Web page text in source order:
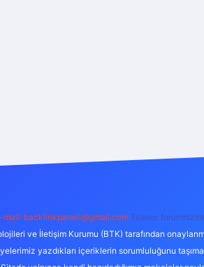
mail: backlinkpaneli@gmail.com Teams:
ve İletişim Kurumu (BTK) tarafından
yazdıkları içeriklerin sorumluluğunu